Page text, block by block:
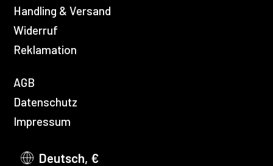
Handling & Versand
Widerruf
Reklamation
AGB
Datenschutz
Impressum
Deutsch, €